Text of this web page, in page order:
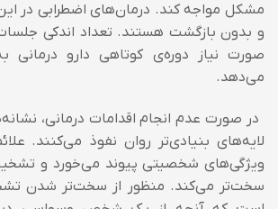
مشکل مواجه کند. درمان‌های اضطرابی در
و بدون بازگشت هستند. تعداد اندکی
صورت نیاز دوره‌ی کوتاهی دارو درمانی
می‌دهد.
در صورت عدم انجام اقدامات درمانی،
لایه‌های بنیادی‌تر روان نفوذ می‌کنند.
ویژگی‌های شخصیتی پیوند می‌خورد و
سخت‌تر می‌کند. منظور از سخت‌تر شدن